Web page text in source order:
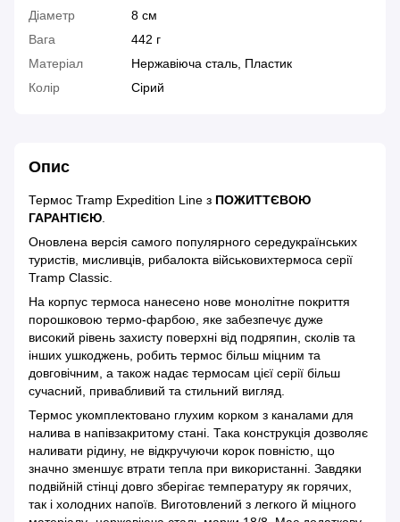
Діаметр
8 см
Вага
442 г
Матеріал
Нержавіюча сталь, Пластик
Колір
Сірий
Опис
Термос Tramp Expedition Line з ПОЖИТТЄВОЮ
ГАРАНТІЄЮ
Оновлена версія самого популярного середукраїнських
туристів, мисливців, рибалокта військовихтермоса серії
Tramp Classic.
На корпус термоса нанесено нове монолітне покриття
порошковою термо-фарбою, яке забезпечує дуже
високий рівень захисту поверхні від подряпин, сколів та
інших ушкоджень, робить термос більш міцним та
довговічним, а також надає термосам цієї серії більш
сучасний, привабливий та стильний вигляд.
Термос укомплектовано глухим корком з каналами для
налива в напівзакритому стані. Така конструкція дозволяє
наливати рідину, не відкручуючи корок повністю, що
значно зменшує втрати тепла при використанні. Завдяки
подвійній стінці довго зберігає температуру як горячих,
так і холодних напоїв. Виготовлений з легкого й міцного